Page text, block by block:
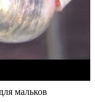
мальков